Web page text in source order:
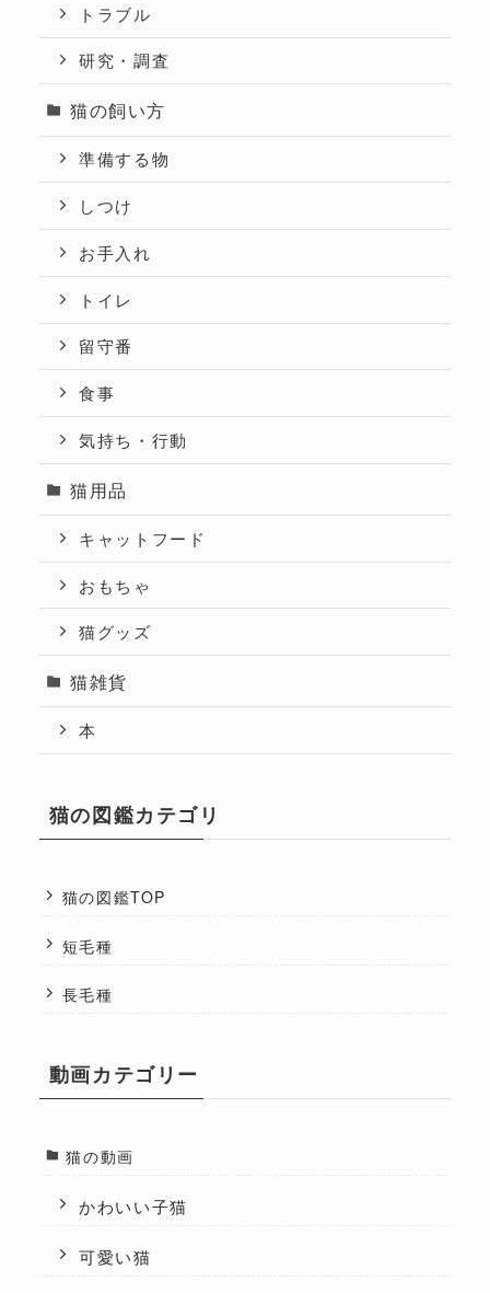
トラブル
研究・調査
猫の飼い方
準備する物
しつけ
お手入れ
トイレ
留守番
食事
気持ち・行動
猫用品
キャットフード
おもちゃ
猫グッズ
猫雑貨
本
猫の図鑑カテゴリ
猫の図鑑TOP
短毛種
長毛種
動画カテゴリー
猫の動画
かわいい子猫
可愛い猫